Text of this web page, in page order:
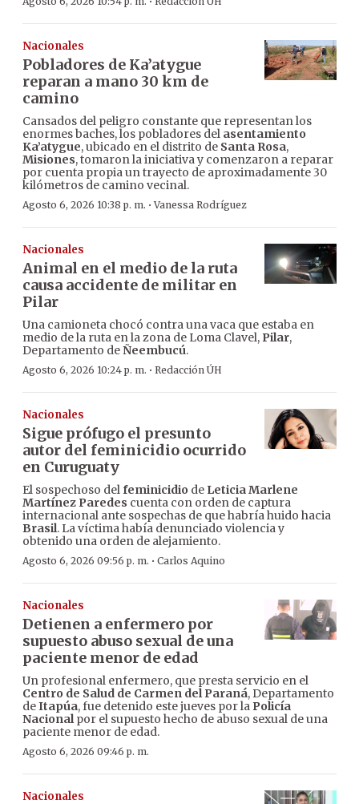
Nacionales
Pobladores de Ka’atygue
reparan a mano 30 km de
camino
Cansados del peligro constante que representan los
enormes baches, los pobladores del asentamiento
Ka’atygue, ubicado en el distrito de Santa Rosa,
Misiones, tomaron la iniciativa y comenzaron a reparar
por cuenta propia un trayecto de aproximadamente 30
kilómetros de camino vecinal.
Agosto 6, 2026 10:38 p. m. ·Vanessa Rodríguez
Nacionales
Animal en el medio de la ruta
causa accidente de militar en
Pilar
Una camioneta chocó contra una vaca que estaba en
medio de la ruta en la zona de Loma Clavel, Pilar,
Departamento deÑeembucú.
Agosto 6, 2026 10:24 p. m. · Redacción ÚH
Nacionales
Sigue prófugo el presunto
autor del feminicidio ocurrido
en Curuguaty
El sospechoso delfeminicidio de Leticia Marlene
Martínez Paredes cuenta con orden de captura
internacional ante sospechas de que habría huido hacia
Brasil. La víctima había denunciado violencia y
obtenido una orden de alejamiento.
Agosto 6, 2026 09:56 p. m. · Carlos Aquino
Nacionales
Detienen a enfermero por
supuesto abuso sexual de una
paciente menor de edad
Un profesional enfermero, que presta servicio en el
Centro de Salud de Carmen del Paraná, Departamento
deItapúa, fue detenido este jueves por la Policía
Nacionalpor el supuesto hecho de abuso sexual de una
paciente menor de edad.
Agosto 6, 2026 09:46 p. m.
Nacionales